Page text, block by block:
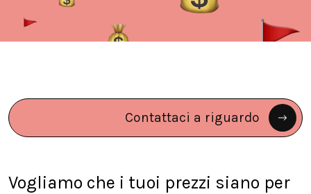
Contattaci a riguardo
Vogliamo che i tuoi prezzi siano per